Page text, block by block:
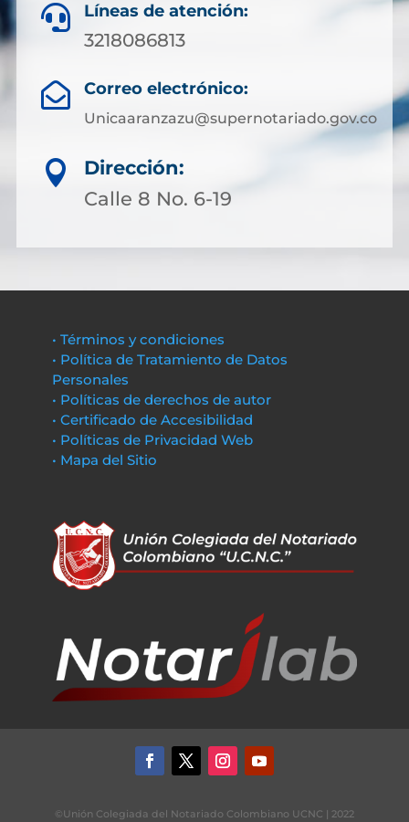
 Líneas de atención:
3218086813
 Correo electrónico:
Unicaaranzazu@supernotariado.gov.co

Dirección:
Calle 8 No. 6-19
• Términos y condiciones
• Política de Tratamiento de Datos
Personales
• Políticas de derechos de autor
• Certificado de Accesibilidad
• Políticas de Privacidad Web
• Mapa del Sitio
©Unión Colegiada del Notariado Colombiano UCNC | 2022